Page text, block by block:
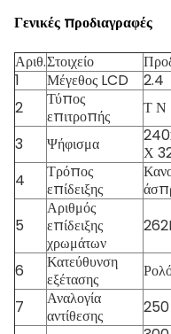
Γενικές προδιαγραφές
Αριθ.Στοιχείο
1
Μέγεθος LCD 2.4
2
Τύπος
επιτροπής
Τ Ν
3
Ψήφισμα
Χ
4
Τρόπος
επίδειξης
5
Αριθμός
επίδειξης
χρωμάτων
6
Κατεύθυνση
εξέτασης
7
Αναλογία
αντίθεσης